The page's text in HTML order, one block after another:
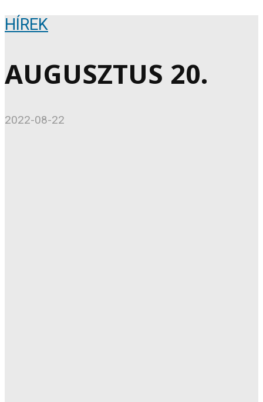
HÍREK
AUGUSZTUS 20.
2022-08-22